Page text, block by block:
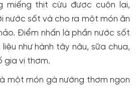
miếng thịt cừu được cuộn lại,
nước sốt và cho ra một món ăn
Điểm nhấn là phần nước sốt
như hành tây nâu, sữa chua,
gia vị thơm.
là một món gà nướng thơm ngon